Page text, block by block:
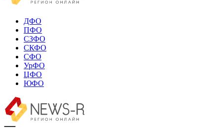
ДФО
ПФО
СЗФО
СКФО
СФО
УрФО
ЦФО
ЮФО